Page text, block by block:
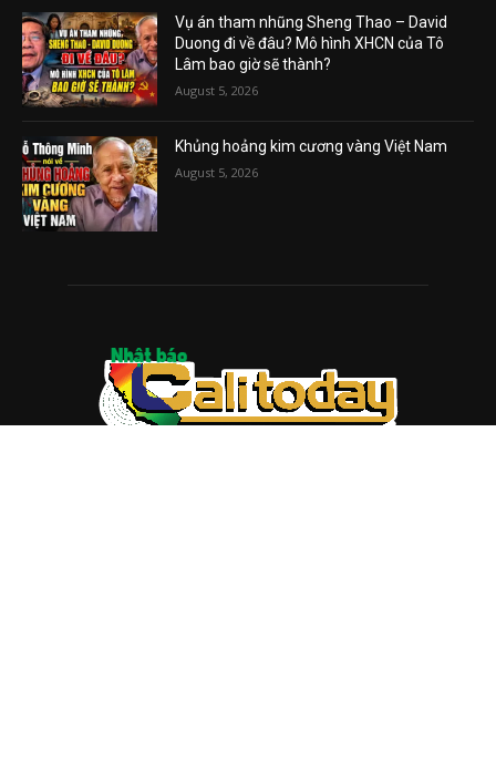
Vụ án tham nhũng Sheng Thao – David
Duong đi về đâu? Mô hình XHCN của Tô
Lâm bao giờ sẽ thành?
August 5, 2026
Khủng hoảng kim cương vàng Việt Nam
August 5, 2026